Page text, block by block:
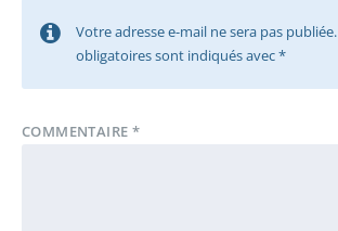
Votre adresse e-mail ne sera pas publiée.
obligatoires sont indiqués avec*
COMMENTAIRE *